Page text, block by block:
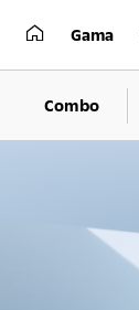
Gama
Combo